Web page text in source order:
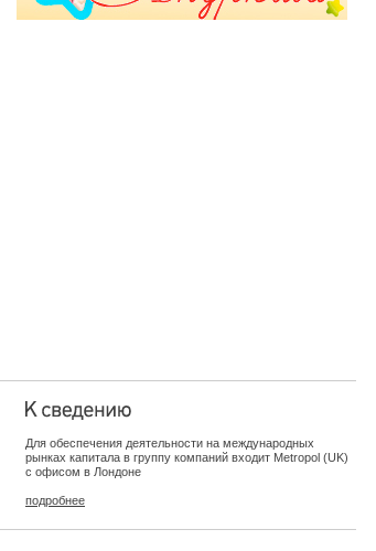
Для обеспечения деятельности на международных
рынках капитала в группу компаний входит Metropol (UK)
с офисом в Лондоне
подробнее